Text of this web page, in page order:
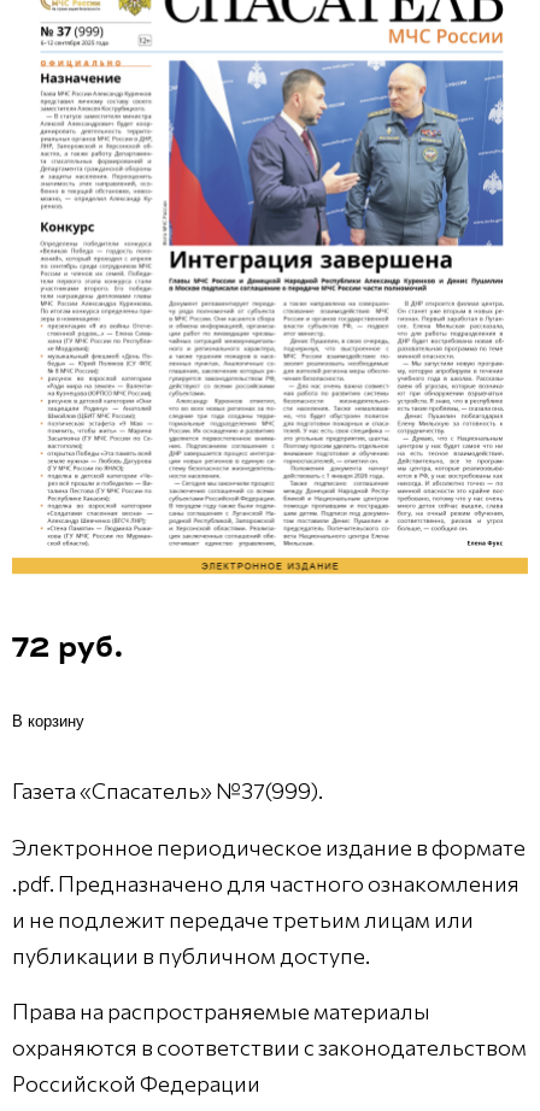
72 руб.
В корзину
Газета «Спасатель» №37(999).
Электронное периодическое издание в формате
.pdf. Предназначено для частного ознакомления
и не подлежит передаче третьим лицам или
публикации в публичном доступе.
Права на распространяемые материалы
охраняются в соответствии с законодательством
Российской Федерации